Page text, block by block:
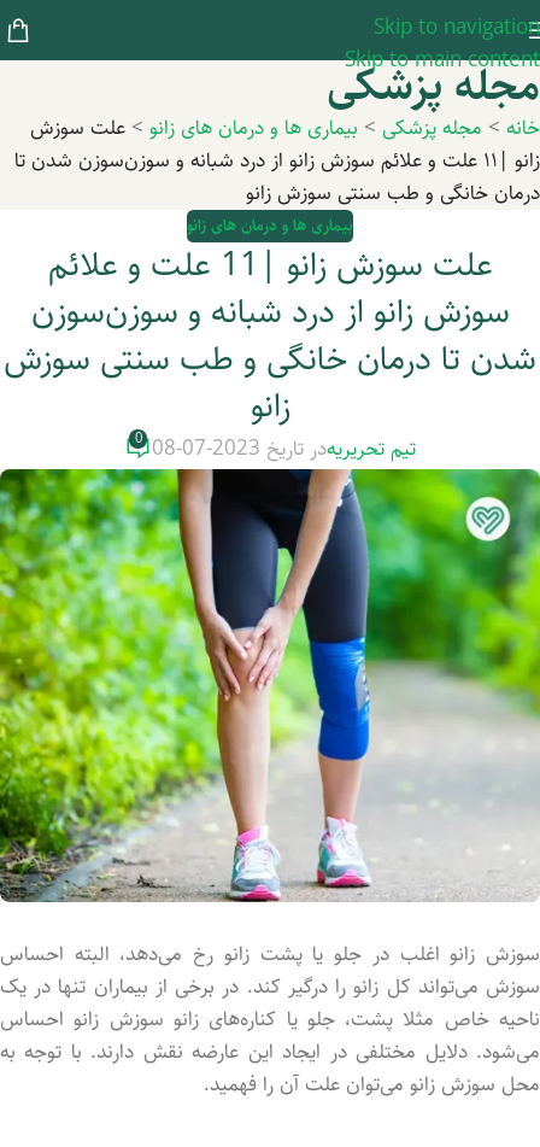
Skip to navigation
Skip to main content
مجله پزشکی
خانه > مجله پزشکی > بیماری ها و درمان های زانو > علت سوزش
زانو |۱۱ علت و علائم سوزش زانو از درد شبانه و سوزن‌سوزن شدن تا
درمان خانگی و طب سنتی سوزش زانو
بیماری ها و درمان های زانو
علت سوزش زانو |11 علت و علائم
سوزش زانو از درد شبانه و سوزن‌سوزن
شدن تا درمان خانگی و طب سنتی سوزش
زانو
تیم تحریریهدر تاریخ 2023-07-08 0
سوزش زانو اغلب در جلو یا پشت زانو رخ می‌دهد، البته احساس
سوزش می‌تواند کل زانو را درگیر کند. در برخی از بیماران تنها در یک
ناحیه خاص مثلا پشت، جلو یا کناره‌های زانو سوزش زانو احساس
می‌شود. دلایل مختلفی در ایجاد این عارضه نقش دارند. با توجه به
محل سوزش زانو می‌توان علت آن را فهمید.